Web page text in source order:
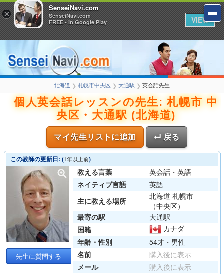
北海道 ❯ 札幌市中央区 ❯ 大通駅 ❯ 英会話先生
個人英会話レッスンの先生: 札幌市 中
央区・大通駅 (北海道)
マイ先生リストに追加 ↵ 戻る
この教師の更新日: (1年以上前)
先生に質問する
教える言葉
英会話・英語
ネイティブ言語
英語
主に教える場所
北海道 札幌市
（中央区）
最寄の駅
大通駅
国籍
カナダ
年齢・性別
54才・男性
名前
購入後に表示
メール
購入後に表示
×
SenseiNavi.com
SenseiNavi.com
FREE - In Google Play
VIEW